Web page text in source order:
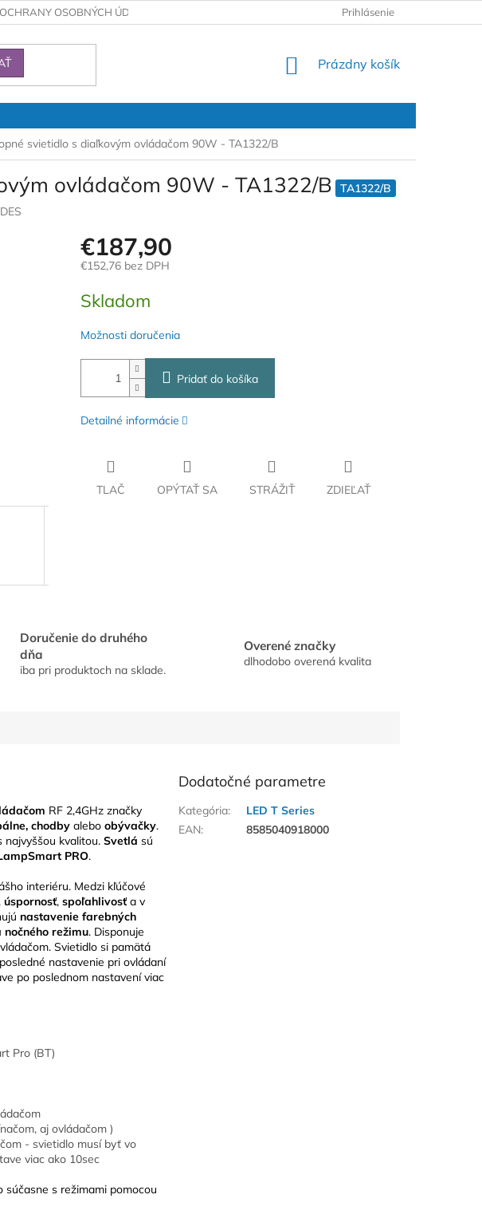
OSOBNÝCH ÚDAJOV Prihlásenie
NÁKUPNÝ
Prázdny košík
svietidlo s diaľkovým ovládačom 90W - TA1322/B
ovládačom 90W - TA1322/B
TA1322/B
€187,90
€152,76 bez DPH
cena:
Skladom
Možnosti doručenia
Pridať do košíka
Detailné informácie
TLAČ OPÝTAŤ SA STRÁŽIŤ ZDIEĽAŤ
Doručenie do druhého
dňa
iba pri produktoch na sklade.
Overené značky
dlhodobo overená kvalita
RF 2,4GHz značky
chodby alebo obývačky.
najvyššou kvalitou. Svetlá sú
PRO.
interiéru. Medzi kľúčové
, úspornosť, spoľahlivosť a v
nastavenie farebných
nočného režimu. Disponuje
Svietidlo si pamätá
nastavenie pri ovládaní
po poslednom nastavení viac
Pro (BT)
aj ovládačom )
- svietidlo musí byť vo
viac ako 10sec
s režimami pomocou
Dodatočné parametre
Kategória:
LED T Series
EAN: 8585040918000